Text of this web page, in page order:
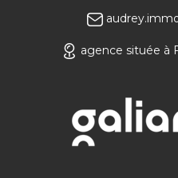
agence située à